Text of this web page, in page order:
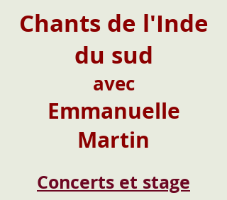
Chants de l'Inde
du sud
avec
Emmanuelle
Martin
Concerts et stage